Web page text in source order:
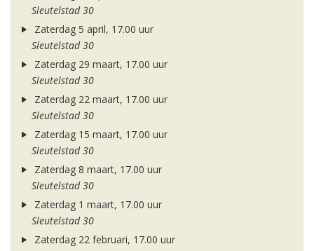
Sleutelstad 30
Zaterdag 5 april, 17.00 uur
Sleutelstad 30
Zaterdag 29 maart, 17.00 uur
Sleutelstad 30
Zaterdag 22 maart, 17.00 uur
Sleutelstad 30
Zaterdag 15 maart, 17.00 uur
Sleutelstad 30
Zaterdag 8 maart, 17.00 uur
Sleutelstad 30
Zaterdag 1 maart, 17.00 uur
Sleutelstad 30
Zaterdag 22 februari, 17.00 uur